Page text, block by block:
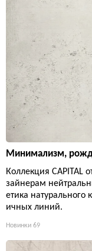
Минимализм,
Коллекция CAPITAL
зайнерам
етика натурального
ичных линий.
Новинки 69